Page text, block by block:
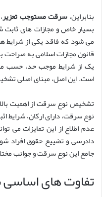
بنابراین،سرقت مستوجب تعزیر
بسیار خاص و مجازات های
قانون مجازات اسلامی به
یک از شرایط موجب حد، حسب
است. این اصل، مبنای اصلی
تشخیص نوع سرقت از اهمیت
نوع سرقت، دارای ارکان، شرایط
عدم اطلاع از این تمایزات می
دادرسی و تضییع حقوق افراد
جامع این نوع سرقت و جوانب
تفاوت های